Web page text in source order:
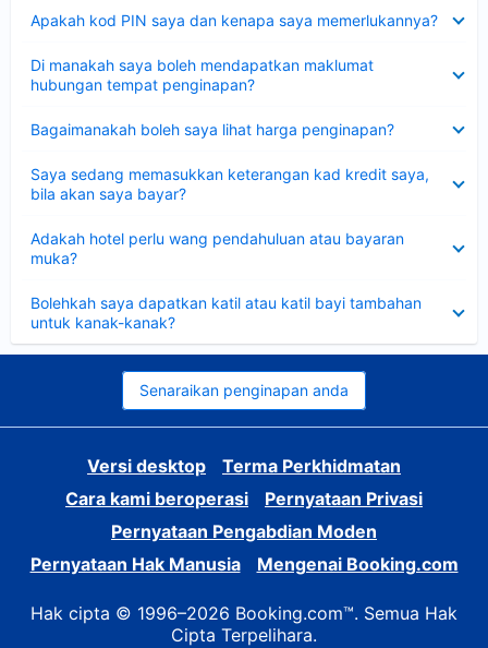
Apakah kod PIN saya dan kenapa saya memerlukannya?
Di manakah saya boleh mendapatkan maklumat
hubungan tempat penginapan?
Bagaimanakah boleh saya lihat harga penginapan?
Saya sedang memasukkan keterangan kad kredit saya,
bila akan saya bayar?
Adakah hotel perlu wang pendahuluan atau bayaran
muka?
Bolehkah saya dapatkan katil atau katil bayi tambahan
untuk kanak-kanak?
Senaraikan penginapan anda
Versi desktop
Terma Perkhidmatan
Cara kami beroperasi
Pernyataan Privasi
Pernyataan Pengabdian Moden
Pernyataan Hak Manusia
Mengenai Booking.com
Hak cipta © 1996–2026 Booking.com™. Semua Hak
Cipta Terpelihara.